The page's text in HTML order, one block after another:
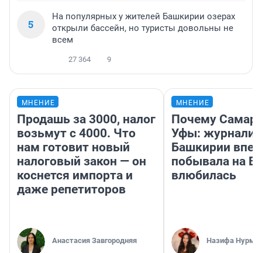
5
На популярных у жителей Башкирии озерах
открыли бассейн, но туристы довольны не
всем
27 364 9
МНЕНИЕ
Продашь за 3000, налог
возьмут с 4000. Что
нам готовит новый
налоговый закон — он
коснется импорта и
даже репетиторов
Анастасия Завгородняя
МНЕНИЕ
Почему
Уфы:
Башкирии
побывала на
влюбилась
Назифа